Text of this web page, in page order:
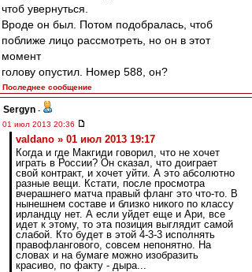
чтоб увернуться.
Вроде он был. Потом подобралась, чтоб
поближе лицо рассмотреть, но он в этот
момент
голову опустил. Номер 588, он?
Последнее сообщение
Sergyn -
01 июл 2013 20:36
valdano » 01 июл 2013 19:17
Когда и где Макгиди говорил, что не хочет
играть в России? Он сказал, что доиграет
свой контракт, и хочет уйти. А это абсолютно
разные вещи. Кстати, после просмотра
вчерашнего матча правый фланг это что-то. В
нынешнем составе и близко никого по классу
ирландцу нет. А если уйдет еще и Ари, все
идет к этому, то эта позиция выглядит самой
слабой. Кто будет в этой 4-3-3 исполнять
правофлангового, совсем непонятно. На
словах и на бумаге можно изобразить
красиво, по факту - дыра...